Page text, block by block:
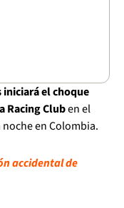
iniciará el choque
Racing Cluben el
en Colombia.
accidental de